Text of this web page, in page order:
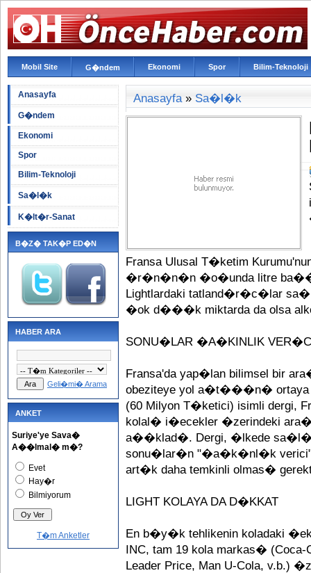
Mobil Site G�ndem Ekonomi Spor Bilim-Teknoloji
Anasayfa
G�ndem
Ekonomi
Spor
Bilim-Teknoloji
Sa�l�k
K�lt�r-Sanat
B�Z� TAK�P ED�N
HABER ARA
Geli�mi� Arama
ANKET
Suriye'ye Sava�
A��lmal� m�?
Evet
Hay�r
Bilmiyorum
T�m Anketler
Anasayfa» Sa�l�k
Fransa Ulusal T�ketim
�r�n�n�n �o�unda litre
Lightlardaki tatland�r�c�lar
�ok d���k miktarda da olsa
SONU�LAR �A�KINLIK
Fransa'da yap�lan bilimsel bir
obeziteye yol a�t���n� ortaya
(60 Milyon T�ketici) isimli dergi,
kolal� i�ecekler �zerindeki
a��klad�. Dergi, �lkede
sonu�lar�n "�a�k�nl�k verici"
art�k daha temkinli olmas�
LIGHT KOLAYA DA D�KKAT
En b�y�k tehlikenin koladaki
INC, tam 19 kola markas� (Coca-
Leader Price, Man U-Cola,